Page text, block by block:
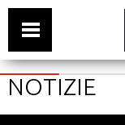
NOTIZIE